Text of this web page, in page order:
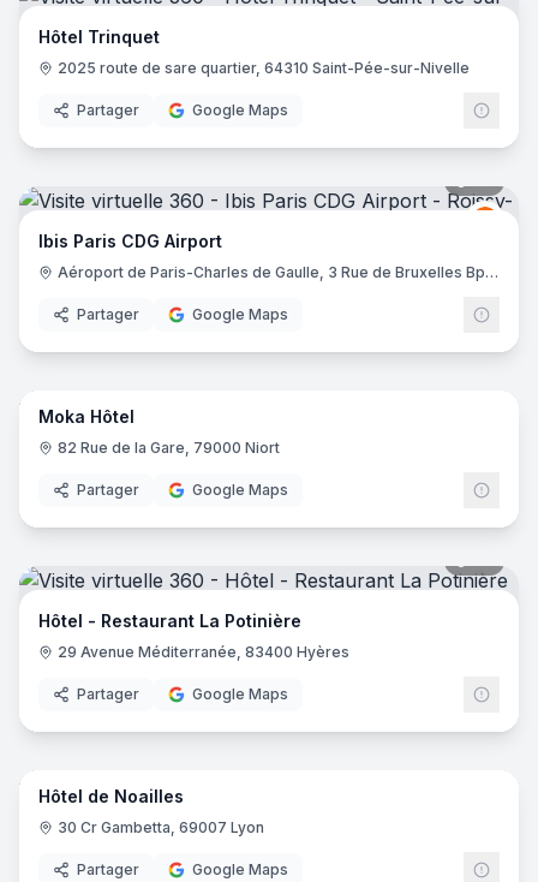
Hôtel Trinquet
2025 route de sare quartier, 64310 Saint-Pée-sur-Nivelle
Partager Google Maps
Ibis
Ibis Paris CDG Airport
Aéroport de Paris-Charles de Gaulle, 3 Rue de Bruxelles Bp 11122, 93290 Roissy-en-France
Partager Google Maps
14
Moka Hôtel
82 Rue de la Gare, 79000 Niort
Partager Google Maps
Hôtel - Restaurant La Potinière
29 Avenue Méditerranée, 83400 Hyères
Partager Google Maps
17
Hôtel de Noailles
30 Cr Gambetta, 69007 Lyon
Partager Google Maps